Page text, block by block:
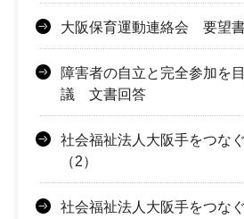
大阪保育運動連絡会 要望
障害者の自立と完全参加を
議 文書回答
社会福祉法人大阪手をつな
（2）
社会福祉法人大阪手をつな